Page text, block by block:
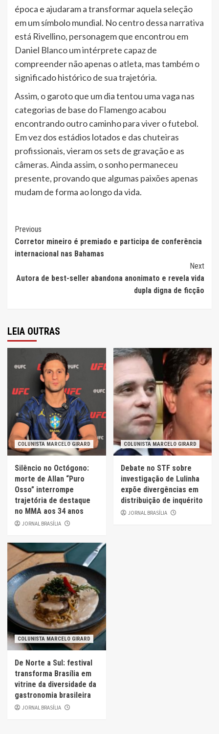
época e ajudaram a transformar aquela seleção
em um símbolo mundial. No centro dessa narrativa
está Rivellino, personagem que encontrou em
Daniel Blanco um intérprete capaz de
compreender não apenas o atleta, mas também o
significado histórico de sua trajetória.
Assim, o garoto que um dia tentou uma vaga nas
categorias de base do Flamengo acabou
encontrando outro caminho para viver o futebol.
Em vez dos estádios lotados e das chuteiras
profissionais, vieram os sets de gravação e as
câmeras. Ainda assim, o sonho permaneceu
presente, provando que algumas paixões apenas
mudam de forma ao longo da vida.
Continue
Reading
Previous
Corretor mineiro é premiado e participa de conferência
internacional nas Bahamas
Next
Autora de best-seller abandona anonimato e revela vida
dupla digna de ficção
LEIA OUTRAS
COLUNISTA MARCELO GIRARD
Silêncio no Octógono:
morte de Allan “Puro
Osso” interrompe
trajetória de destaque
no MMA aos 34 anos
JORNAL BRASÍLIA
COLUNISTA MARCELO GIRARD
Debate no STF sobre
investigação de Lulinha
expõe divergências em
distribuição de inquérito
JORNAL BRASÍLIA
COLUNISTA MARCELO GIRARD
De Norte a Sul: festival
transforma Brasília em
vitrine da diversidade da
gastronomia brasileira
JORNAL BRASÍLIA